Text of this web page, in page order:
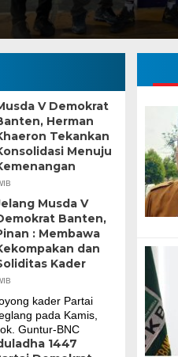
V Demokrat
Herman
Tekankan
Menuju
Musda V
Banten,
: Membawa
dan
Kader
1447
Banten Butuh